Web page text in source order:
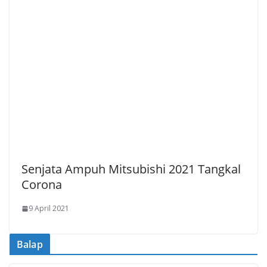
Senjata Ampuh Mitsubishi 2021 Tangkal
Corona
9 April 2021
Balap